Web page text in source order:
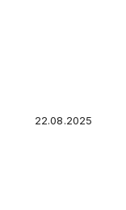
22.08.2025